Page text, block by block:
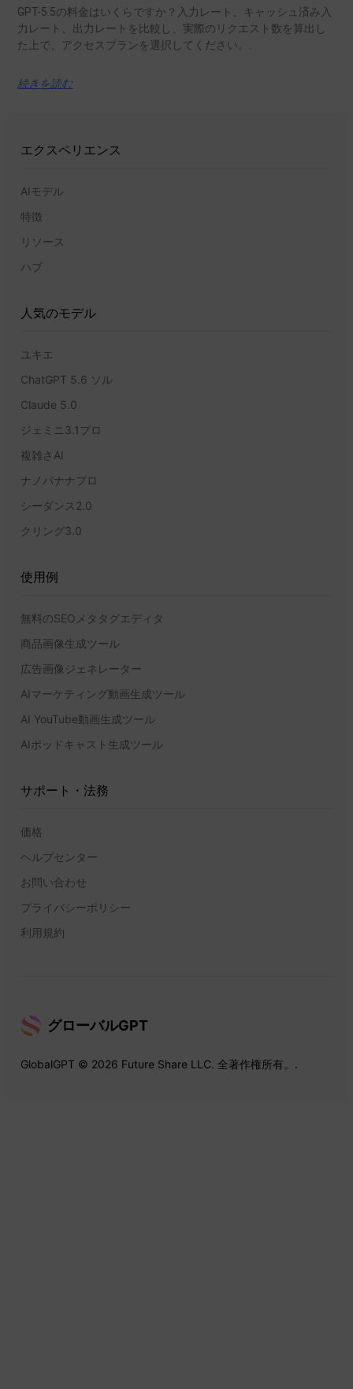
GPT-5.5の料金はいくらですか？入力レート、キャッシュ済み入
力レート、出力レートを比較し、実際のリクエスト数を算出し
た上で、アクセスプランを選択してください。.
続きを読む
エクスペリエンス
AIモデル
特徴
リソース
ハブ
人気のモデル
ユキエ
ChatGPT 5.6 ソル
Claude 5.0
ジェミニ3.1プロ
複雑さAI
ナノバナナプロ
シーダンス2.0
クリング3.0
使用例
無料のSEOメタタグエディタ
商品画像生成ツール
広告画像ジェネレーター
AIマーケティング動画生成ツール
AI YouTube動画生成ツール
AIポッドキャスト生成ツール
サポート・法務
価格
ヘルプセンター
お問い合わせ
プライバシーポリシー
利用規約
グローバルGPT
GlobalGPT © 2026 Future Share LLC. 全著作権所有。.